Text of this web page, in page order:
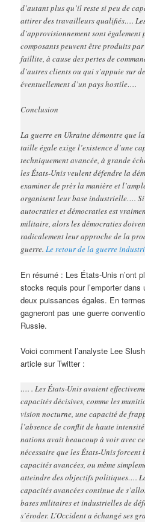
d’autant plus qu’il reste si peu de
attirer des travailleurs qualifiés….
d’approvisionnement sont
composants peuvent être produits
faillite, à cause des pertes de
d’autres clients ou qui s’appuie sur
éventuellement d’un pays hostile….
Conclusion
La guerre en Ukraine démontre que
taille égale exige l’existence d’une
techniquement avancée, à grande
les États-Unis veulent défendre la
examiner de près la manière et
organisent leur base industrielle….
autocraties et démocraties est
militaire, alors les démocraties
radicalement leur approche de la
guerre.Le retour de la guerre
En résumé : Les États-Unis n’ont
stocks requis pour l’emporter dans
deux puissances égales. En
gagneront pas une guerre
Russie.
Voici comment l’analyste Lee
article sur Twitter :
…. . Les États-Unis avaient
capacités décisives, comme les
vision nocturne, une capacité de
l’absence de conflit de haute
nations avait beaucoup à voir avec
nécessaire que les États-Unis
capacités avancées, ou même
atteindre des objectifs politiques….
capacités avancées continue de
bases militaires et industrielles de
s’éroder. L’Occident a échangé ses